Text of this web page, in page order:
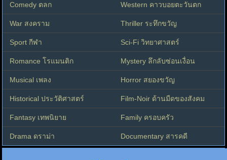
Comedy ตลก Western คาวบอยตะวันตก
War สงคราม Thriller ระทึกขวัญ
Sport กีฬา Sci-Fi วิทยาศาสตร์
Romance โรแมนติก Mystery ลึกลับซ่อนเงื่อน
Musical เพลง Horror สยองขวัญ
Historical ประวัติศาสตร์ Film-Noir ด้านมืดของสังคม
Fantasy เทพนิยาย Family ครอบครัว
Drama ดราม่า Documentary สารคดี